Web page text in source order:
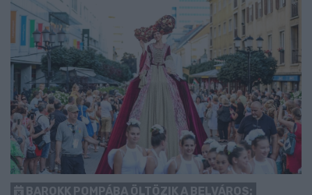
BAROKK POMPÁBA ÖLTÖZIK A BELVÁROS: